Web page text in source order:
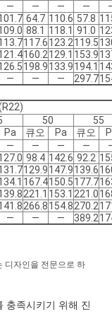
― ― ― ―
64.7 110.6 57.8
88.1 118.1 91.0
117.6123.2119.5
160.2129.1 153.9
198.9133.9194.1
― ― ― 297.7
50
55
Pa 큐오 Pa 큐오
― ― ― ―
98.4 142.6 92.2
129.9147.9139.6
167.4150.5177.7
221.1 153.1 221.0
266.8154.8270.2
― ― ― 389.2
디자인을 전문으로 하
충족시키기 위해 진